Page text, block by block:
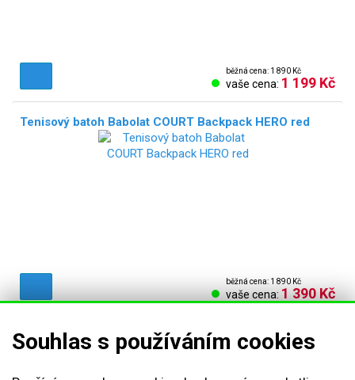
běžná cena: 1 890 Kč
vaše cena: 1 199 Kč
Tenisový batoh Babolat COURT Backpack HERO red
běžná cena: 1 890 Kč
vaše cena: 1 390 Kč
Obchodní podmínky
Souhlas s používáním cookies